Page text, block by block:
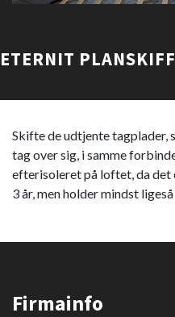
ETERNIT
Skifte de udtjente tagplader,
tag over sig, i samme
efterisoleret på loftet, da det
3 år, men holder mindst
Firmainfo